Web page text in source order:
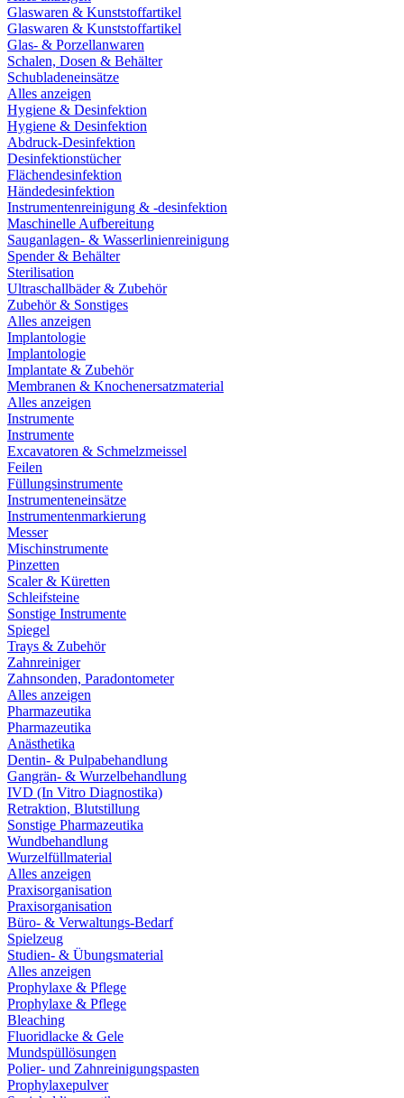
Glaswaren & Kunststoffartikel
Glaswaren & Kunststoffartikel
Glas- & Porzellanwaren
Schalen, Dosen & Behälter
Schubladeneinsätze
Alles anzeigen
Hygiene & Desinfektion
Hygiene & Desinfektion
Abdruck-Desinfektion
Desinfektionstücher
Flächendesinfektion
Händedesinfektion
Instrumentenreinigung & -desinfektion
Maschinelle Aufbereitung
Sauganlagen- & Wasserlinienreinigung
Spender & Behälter
Sterilisation
Ultraschallbäder & Zubehör
Zubehör & Sonstiges
Alles anzeigen
Implantologie
Implantologie
Implantate & Zubehör
Membranen & Knochenersatzmaterial
Alles anzeigen
Instrumente
Instrumente
Excavatoren & Schmelzmeissel
Feilen
Füllungsinstrumente
Instrumenteneinsätze
Instrumentenmarkierung
Messer
Mischinstrumente
Pinzetten
Scaler & Küretten
Schleifsteine
Sonstige Instrumente
Spiegel
Trays & Zubehör
Zahnreiniger
Zahnsonden, Paradontometer
Alles anzeigen
Pharmazeutika
Pharmazeutika
Anästhetika
Dentin- & Pulpabehandlung
Gangrän- & Wurzelbehandlung
IVD (In Vitro Diagnostika)
Retraktion, Blutstillung
Sonstige Pharmazeutika
Wundbehandlung
Wurzelfüllmaterial
Alles anzeigen
Praxisorganisation
Praxisorganisation
Büro- & Verwaltungs-Bedarf
Spielzeug
Studien- & Übungsmaterial
Alles anzeigen
Prophylaxe & Pflege
Prophylaxe & Pflege
Bleaching
Fluoridlacke & Gele
Mundspüllösungen
Polier- und Zahnreinigungspasten
Prophylaxepulver